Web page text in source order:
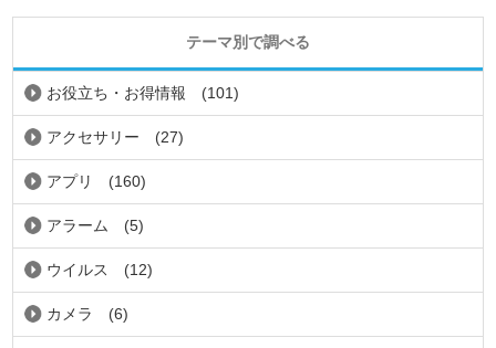
テーマ別で調べる
お役立ち・お得情報 (101)
アクセサリー (27)
アプリ (160)
アラーム (5)
ウイルス (12)
カメラ (6)